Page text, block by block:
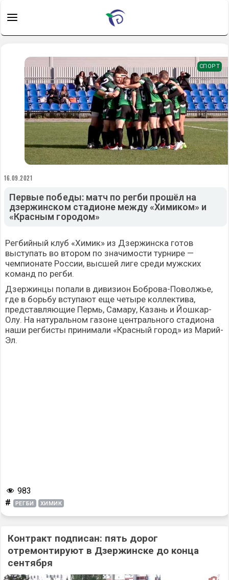
СПОРТ
16.09.2021
Первые победы: матч по регби прошёл на
дзержинском стадионе между «Химиком» и
«Красным городом»
Регбийный клуб «Химик» из Дзержинска готов
выступать во втором по значимости турнире —
чемпионате России, высшей лиге среди мужских
команд по регби.
Дзержинцы попали в дивизион Боброва-Поволжье,
где в борьбу вступают еще четыре коллектива,
представляющие Пермь, Самару, Казань и Йошкар-
Олу. На натуральном газоне центрального стадиона
наши регбисты принимали «Красный город» из Марий-
Эл.
983
# РЕГБИ ХИМИК
Контракт подписан: пять дорог
отремонтируют в Дзержинске до конца
сентября